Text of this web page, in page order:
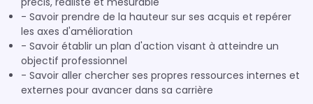
- Savoir prendre de la hauteur sur ses acquis et repérer
les axes d'amélioration
- Savoir établir un plan d'action visant à atteindre un
objectif professionnel
- Savoir aller chercher ses propres ressources internes et
externes pour avancer dans sa carrière